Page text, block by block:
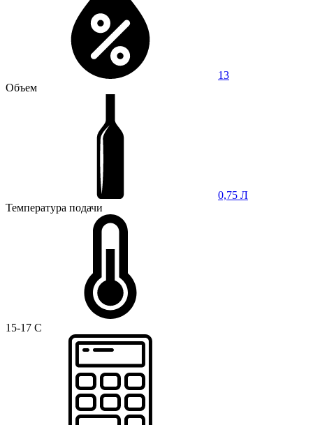
13
Объем
0,75 Л
Температура подачи
15-17 C